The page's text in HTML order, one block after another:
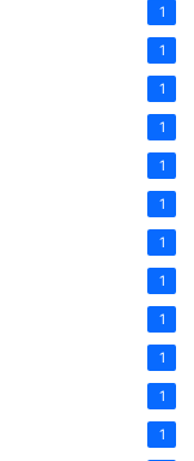
1
1
1
1
1
1
1
1
1
1
1
1